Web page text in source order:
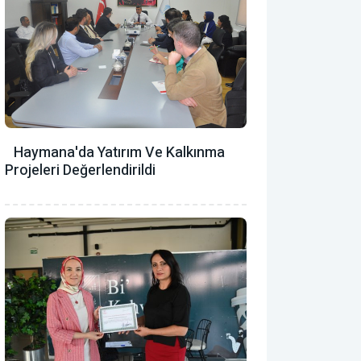
Haymana'da Yatırım Ve Kalkınma
Projeleri Değerlendirildi